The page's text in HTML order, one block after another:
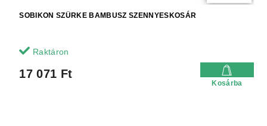
SOBIKON SZÜRKE BAMBUSZ SZENNYESKOSÁR
Raktáron
17 071 Ft
Kosárba